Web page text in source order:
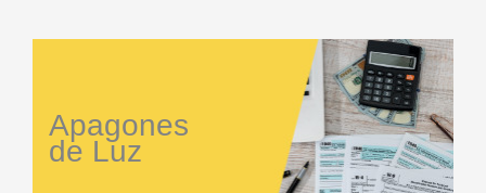
Apagones
de Luz